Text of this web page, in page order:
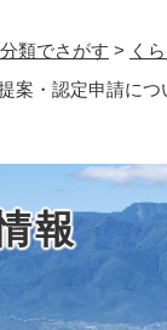
分類でさがす > く
案・認定申請につ
報